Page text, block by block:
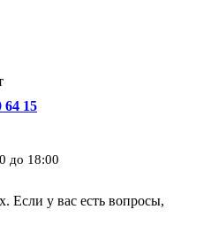
64 15
до 18:00
Если у вас есть вопросы,